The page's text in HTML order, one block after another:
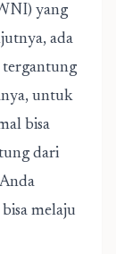
yang
ada
tergantung
untuk
bisa
dari
melaju